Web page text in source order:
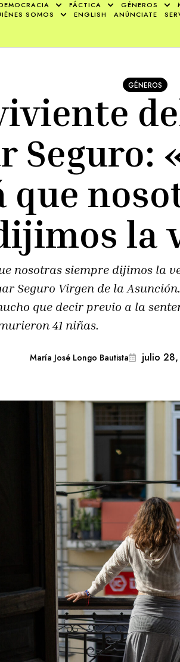
FÁCTICA GÉNEROS
SOMOS
ENGLISH ANÚNCIATE
GÉNEROS
Seguro:
que
la
nosotras siempre dijimos la
Seguro Virgen de la
que decir previo a la
41 niñas.
María José Longo Bautista julio